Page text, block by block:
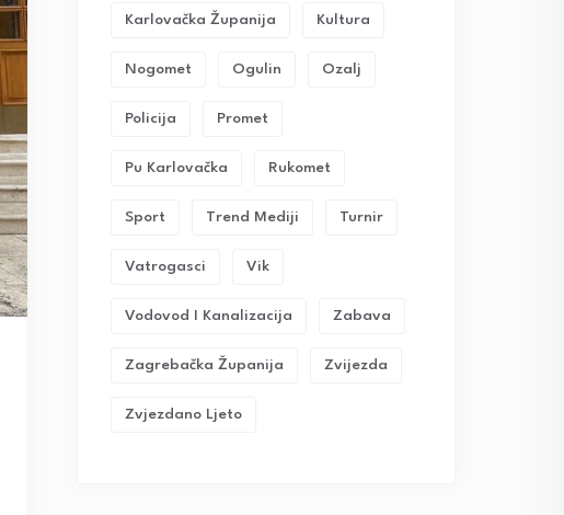
Karlovačka Županija Kultura
Nogomet Ogulin Ozalj
Policija Promet
Pu Karlovačka Rukomet
Sport Trend Mediji Turnir
Vatrogasci Vik
Vodovod I Kanalizacija Zabava
Zagrebačka Županija Zvijezda
Zvjezdano Ljeto